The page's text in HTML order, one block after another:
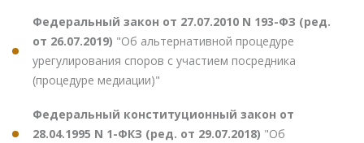
Федеральный закон от 27.07.2010 N 193-ФЗ (ред.
от 26.07.2019) "Об альтернативной процедуре
урегулирования споров с участием посредника
(процедуре медиации)"
Федеральный конституционный закон от
28.04.1995 N 1-ФКЗ (ред. от 29.07.2018) "Об